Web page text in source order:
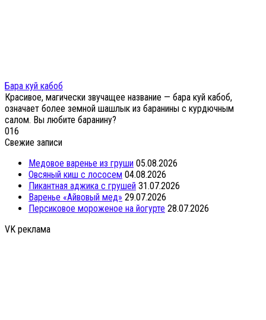
Бара куй кабоб
Красивое, магически звучащее название — бара куй кабоб,
означает более земной шашлык из баранины с курдючным
салом. Вы любите баранину?
016
Свежие записи
Медовое варенье из груши 05.08.2026
Овсяный киш с лососем 04.08.2026
Пикантная аджика с грушей 31.07.2026
Варенье «Айвовый мед» 29.07.2026
Персиковое мороженое на йогурте 28.07.2026
VK реклама